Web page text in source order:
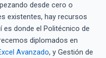
desde cero o
existentes, hay recursos
es donde el Politécnico de
diplomados en
Avanzado, y Gestión de